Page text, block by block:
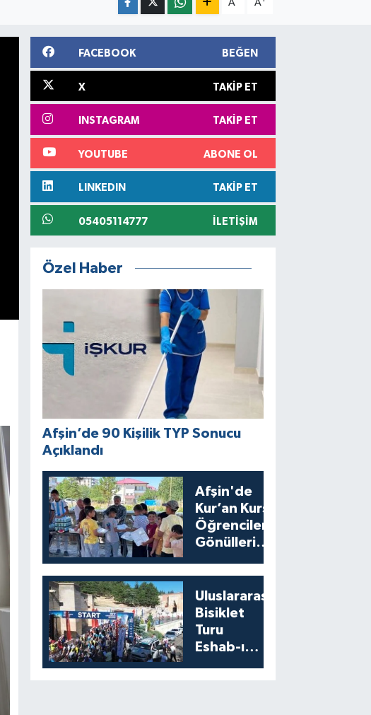
A A
FACEBOOK BEĞEN
X TAKIP ET
INSTAGRAM TAKIP ET
YOUTUBE ABONE OL
LINKEDIN TAKIP ET
05405114777 İLETIŞIM
Özel Haber
Afşin’de 90 Kişilik TYP Sonucu
Açıklandı
Afşin'de
Kur’an Kursu
Öğrencilerine
Gönülleri
Uluslararası
Bisiklet
Turu
Eshab-ı